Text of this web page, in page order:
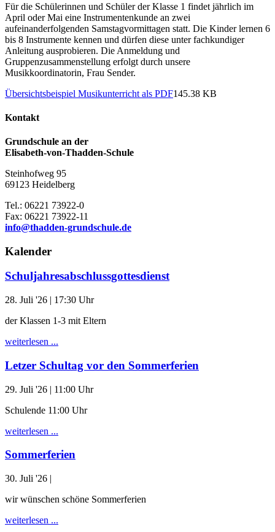
Für die Schülerinnen und Schüler der Klasse 1 findet jährlich im
April oder Mai eine Instrumentenkunde an zwei
aufeinanderfolgenden Samstagvormittagen statt. Die Kinder lernen 6
bis 8 Instrumente kennen und dürfen diese unter fachkundiger
Anleitung ausprobieren. Die Anmeldung und
Gruppenzusammenstellung erfolgt durch unsere
Musikkoordinatorin, Frau Sender.
Übersichtsbeispiel Musikunterricht als PDF145.38 KB
Kontakt
Grundschule an der
Elisabeth-von-Thadden-Schule
Steinhofweg 95
69123 Heidelberg
Tel.: 06221 73922-0
Fax: 06221 73922-11
info@thadden-grundschule.de
Kalender
Schuljahresabschlussgottesdienst
28. Juli '26 | 17:30 Uhr
der Klassen 1-3 mit Eltern
weiterlesen ...
Letzer Schultag vor den Sommerferien
29. Juli '26 | 11:00 Uhr
Schulende 11:00 Uhr
weiterlesen ...
Sommerferien
30. Juli '26 |
wir wünschen schöne Sommerferien
weiterlesen ...